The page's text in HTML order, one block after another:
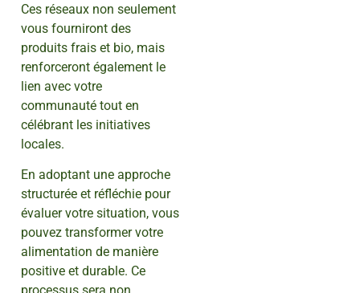
Ces réseaux non seulement
vous fourniront des
produits frais et bio, mais
renforceront également le
lien avec votre
communauté tout en
célébrant les initiatives
locales.
En adoptant une approche
structurée et réfléchie pour
évaluer votre situation, vous
pouvez transformer votre
alimentation de manière
positive et durable. Ce